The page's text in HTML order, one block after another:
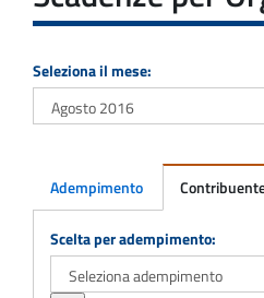
Seleziona il mese:
Adempimento
Adempimento
Scelta per adempimento: